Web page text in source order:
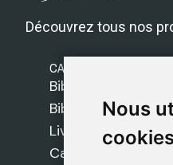
Nous
Nous
Découvrez tous nos
CATÉGORIES
Bibles Safeliz
Bibles
Livres
Cadeaux